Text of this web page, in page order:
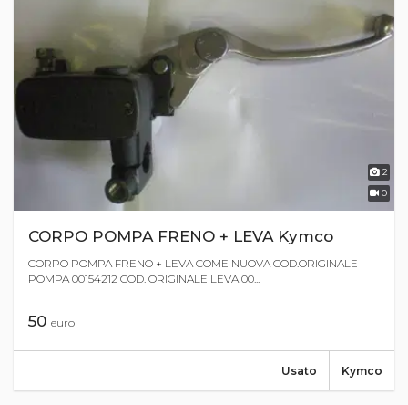
2
0
CORPO POMPA FRENO + LEVA Kymco
CORPO POMPA FRENO + LEVA COME NUOVA COD.ORIGINALE
POMPA 00154212 COD. ORIGINALE LEVA 00...
50 euro
Kymco
Usato